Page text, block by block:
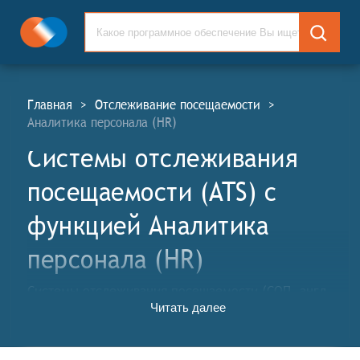
Главная > Отслеживание посещаемости >
Аналитика персонала (HR)
Системы отслеживания
посещаемости (ATS) c
функцией Аналитика
персонала (HR)
Attendance Tracking Systems, ATS) – это инструменты,
посещаемость своих сотрудников. Они могут быть
Читать далее